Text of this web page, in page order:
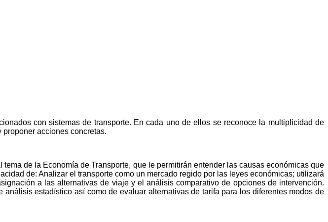
con sistemas de transporte. En cada uno de ellos se reconoce la multiplicidad de
acciones concretas.
de la Economía de Transporte, que le permitirán entender las causas económicas que
de: Analizar el transporte como un mercado regido por las leyes económicas; utilizará
a las alternativas de viaje y el análisis comparativo de opciones de intervención.
estadístico así como de evaluar alternativas de tarifa para los diferentes modos de